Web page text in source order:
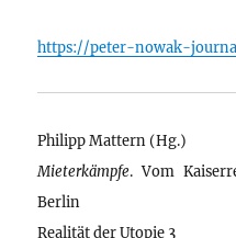
https://peter-nowak-
Philipp Mattern (Hg.)
Mieterkämpfe. Vom
Berlin
Realität der Utopie 3